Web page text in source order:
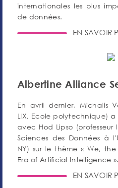
internationales les plus
de données.
EN SAVOIR
Albertine Alliance
En avril dernier, Michalis
LIX, Ecole polytechnique)
avec Hod Lipso
Sciences des Données à
NY) sur le thème « We,
Era of Artificial Intelligence ».
EN SAVOIR